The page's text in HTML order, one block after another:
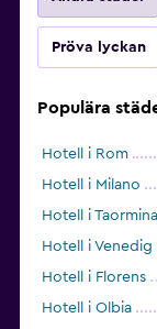
Pröva lyckan
Populära
Hotell i Rom
Hotell i Milano
Hotell i Taormina
Hotell i Venedig
Hotell i Florens
Hotell i Olbia